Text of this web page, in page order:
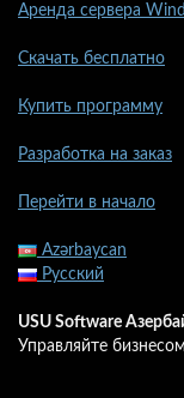
Аренда сервера
Скачать бесплатно
Купить программу
Разработка на заказ
Перейти в начало
Azərbaycan
Русский
USU Software
Управляйте